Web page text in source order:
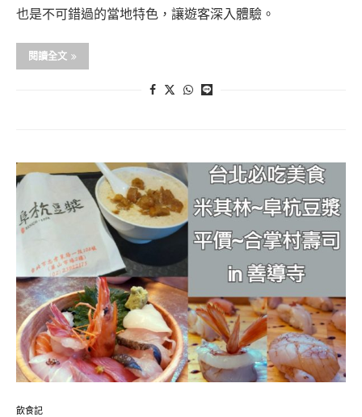
也是不可錯過的當地特色，讓遊客深入體驗。
閱讀全文
飲食記